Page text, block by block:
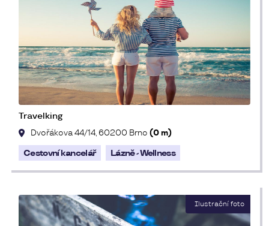
Travelking
Dvořákova 44/14, 60200 Brno (0 m)
Cestovní kancelář Lázně - Wellness